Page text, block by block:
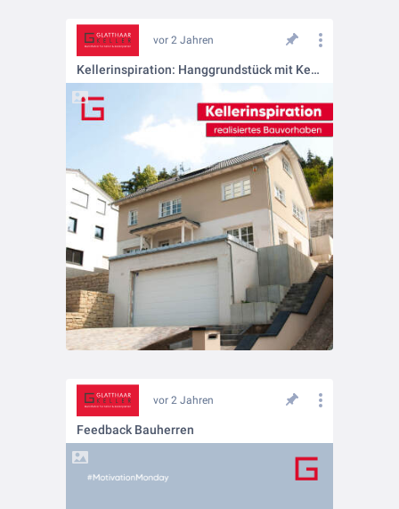
vor 2 Jahren
Kellerinspiration: Hanggrundstück mit Keller
vor 2 Jahren
Feedback Bauherren